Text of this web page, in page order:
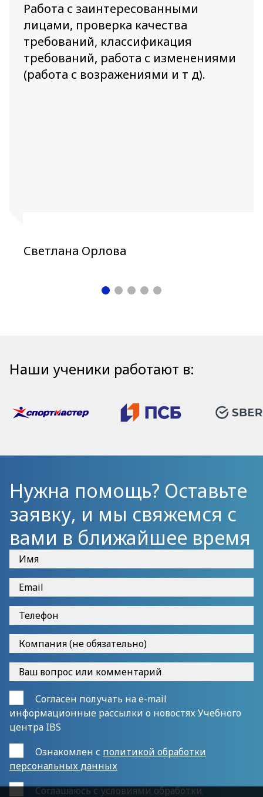
Работа с заинтересованными
лицами, проверка качества
требований, классификация
требований, работа с изменениями
(работа с возражениями и т д).
Светлана Орлова
Наши ученики работают в:
Нужна помощь? Оставьте
заявку, и мы свяжемся с
вами в ближайшее время
Согласен получать на e-mail
информационные рассылки о новостях Учебного
центра IBS
Ознакомлен с политикой обработки
персональных данных
Cоглашаюсь сусловиями обработки